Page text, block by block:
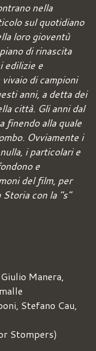
nella
sul quotidiano
loro gioventù
di rinascita
edilizie e
di campioni
anni, a detta dei
città. Gli anni dal
finendo alla quale
Ovviamente i
i particolari e
e
del film, per
con la "s"
Manera,
Stefano Cau,
Stompers)